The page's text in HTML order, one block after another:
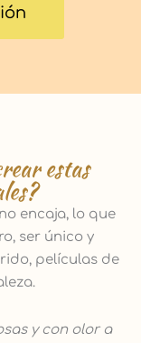
estas
encaja, lo que
ser único y
películas de
y con olor a